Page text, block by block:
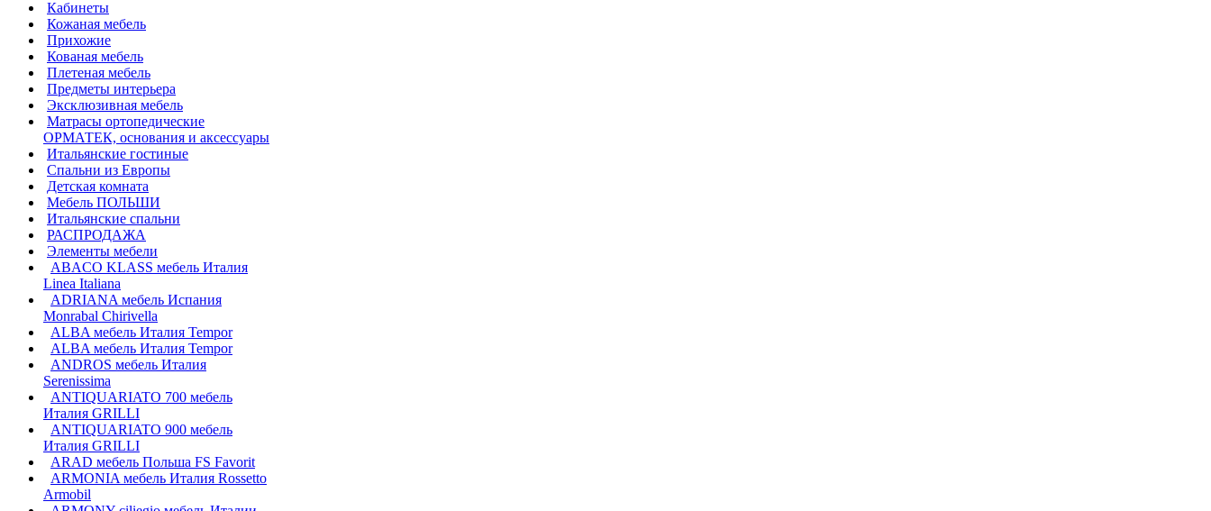
Кабинеты
Кожаная мебель
Прихожие
Кованая мебель
Плетеная мебель
Предметы интерьера
Эксклюзивная мебель
Матрасы ортопедические
ОРМАТЕК, основания и аксессуары
Итальянские гостиные
Спальни из Европы
Детская комната
Мебель ПОЛЬШИ
Итальянские спальни
РАСПРОДАЖА
Элементы мебели
ABACO KLASS мебель Италия
Linea Italiana
ADRIANA мебель Испания
Monrabal Chirivella
ALBA мебель Италия Tempor
ALBA мебель Италия Tempor
ANDROS мебель Италия
Serenissima
ANTIQUARIATO 700 мебель
Италия GRILLI
ANTIQUARIATO 900 мебель
Италия GRILLI
ARAD мебель Польша FS Favorit
ARMONIA мебель Италия Rossetto
Armobil